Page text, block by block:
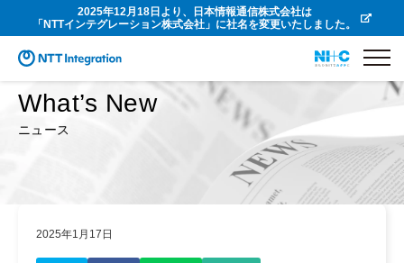
2025年12月18日より、日本情報通信株式会社は
「NTTインテグレーション株式会社」に社名を変更いたしました。
What’s New
ニュース
2025年1月17日